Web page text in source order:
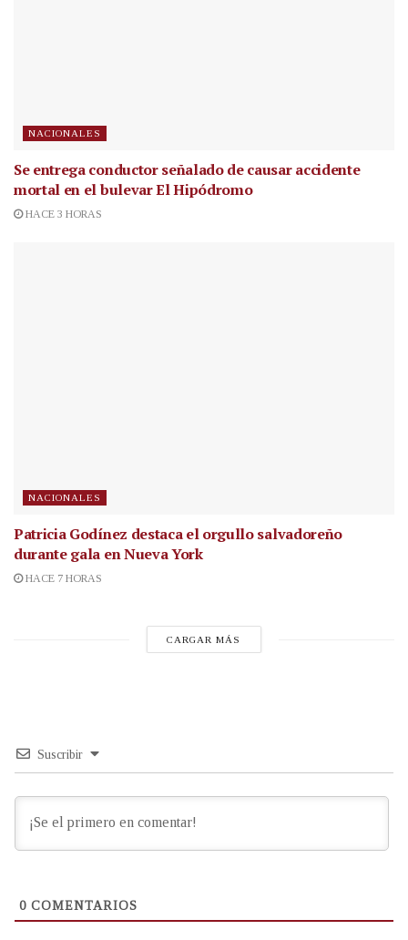
NACIONALES
Se entrega conductor señalado de causar accidente
mortal en el bulevar El Hipódromo
HACE 3 HORAS
NACIONALES
Patricia Godínez destaca el orgullo salvadoreño
durante gala en Nueva York
HACE 7 HORAS
CARGAR MÁS
Suscribir
0 COMENTARIOS